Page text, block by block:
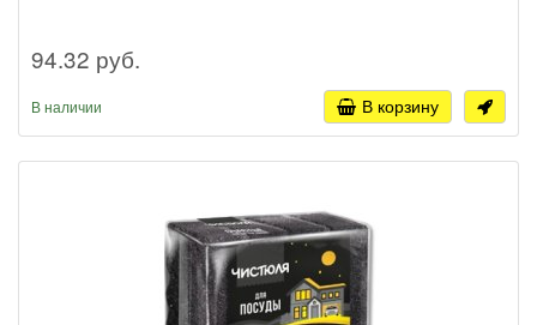
94.32 руб.
В наличии В корзину